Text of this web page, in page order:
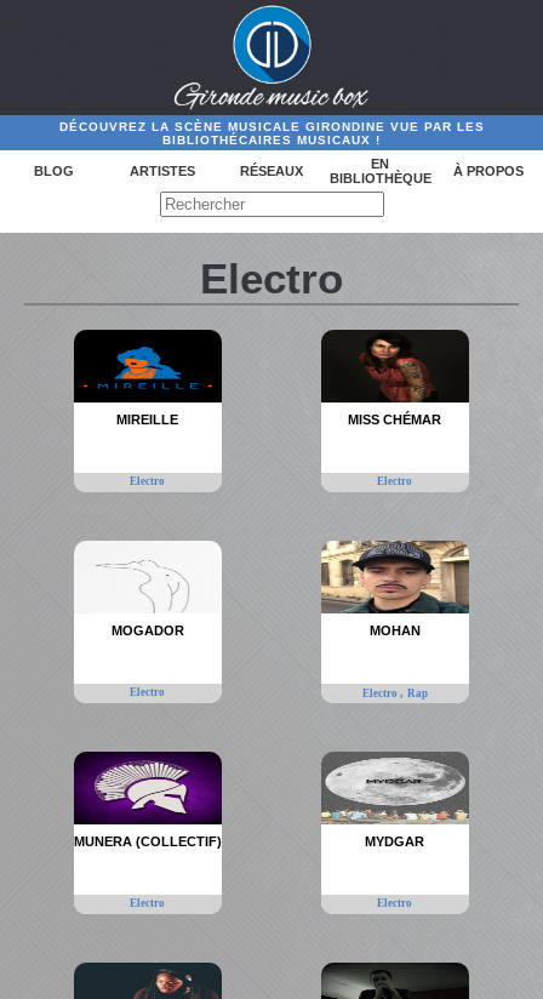
DÉCOUVREZ LA SCÈNE MUSICALE GIRONDINE VUE PAR LES
BIBLIOTHÉCAIRES MUSICAUX !
BLOG ARTISTES RÉSEAUX
EN
BIBLIOTHÈQUE
À PROPOS
Electro
MIREILLE
Electro
MISS CHÉMAR
Electro
MOGADOR
Electro
MOHAN
Electro , Rap
MUNERA (COLLECTIF)
Electro
MYDGAR
Electro